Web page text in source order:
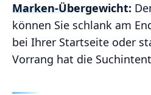
Marken-Übergewicht:
können Sie schlank am
bei Ihrer Startseite oder
Vorrang hat die